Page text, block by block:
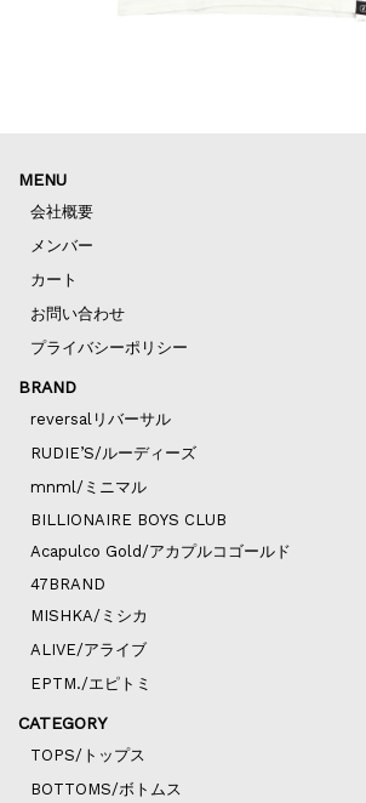
MENU
会社概要
メンバー
カート
お問い合わせ
プライバシーポリシー
BRAND
reversalリバーサル
RUDIE’S/ルーディーズ
mnml/ミニマル
BILLIONAIRE BOYS CLUB
Acapulco Gold/アカプルコゴールド
47BRAND
MISHKA/ミシカ
ALIVE/アライブ
EPTM./エピトミ
CATEGORY
TOPS/トップス
BOTTOMS/ボトムス